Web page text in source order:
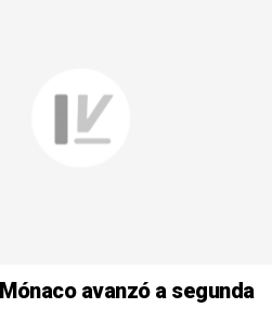
avanzó a segunda